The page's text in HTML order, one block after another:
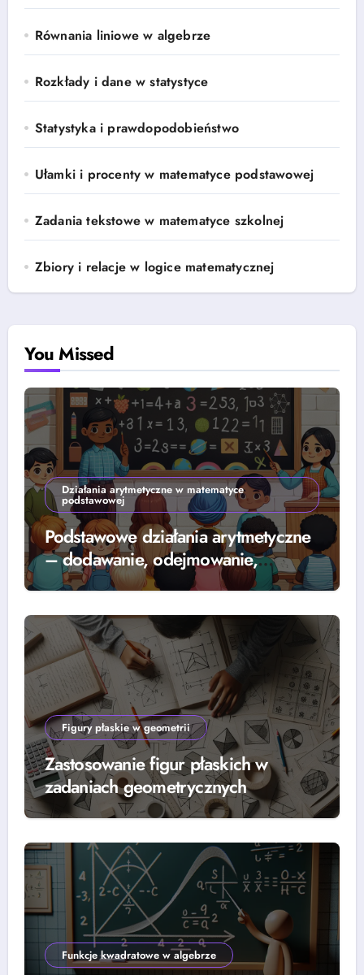
Równania liniowe w algebrze
Rozkłady i dane w statystyce
Statystyka i prawdopodobieństwo
Ułamki i procenty w matematyce podstawowej
Zadania tekstowe w matematyce szkolnej
Zbiory i relacje w logice matematycznej
You Missed
Działania arytmetyczne w matematyce
podstawowej
Podstawowe działania arytmetyczne
– dodawanie, odejmowanie,
mnożenie i dzielenie
Figury płaskie w geometrii
Zastosowanie figur płaskich w
zadaniach geometrycznych
Funkcje kwadratowe w algebrze